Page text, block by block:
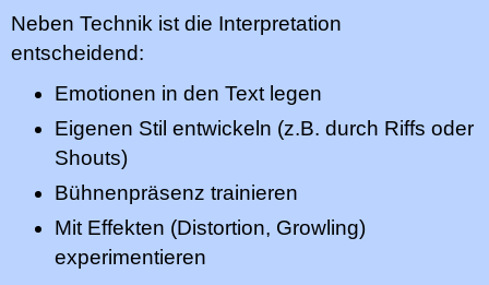
Neben Technik ist die Interpretation
entscheidend:
Emotionen in den Text legen
Eigenen Stil entwickeln (z.B. durch Riffs oder
Shouts)
Bühnenpräsenz trainieren
Mit Effekten (Distortion, Growling)
experimentieren